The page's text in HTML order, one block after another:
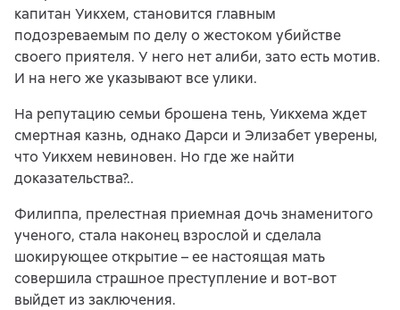
капитан Уикхем, становится главным
подозреваемым по делу о жестоком убийстве
своего приятеля. У него нет алиби, зато есть мотив.
И на него же указывают все улики.
На репутацию семьи брошена тень, Уикхема ждет
смертная казнь, однако Дарси и Элизабет уверены,
что Уикхем невиновен. Но где же найти
доказательства?..
Филиппа, прелестная приемная дочь знаменитого
ученого, стала наконец взрослой и сделала
шокирующее открытие – ее настоящая мать
совершила страшное преступление и вот-вот
выйдет из заключения.